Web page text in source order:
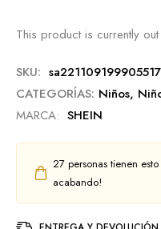
This product is currently
SKU:
CATEGORÍAS: Niños,
MARCA: SHEIN
27 personas tienen
acabando!